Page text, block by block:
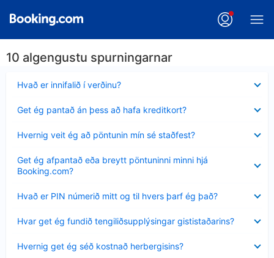
10 algengustu spurningarnar
Hvað er innifalið í verðinu?
sýnt
Get ég pantað án þess að hafa kreditkort?
sýnt
Hvernig veit ég að pöntunin mín sé staðfest?
sýnt
Get ég afpantað eða breytt pöntuninni minni hjá
Booking.com?
sýnt
Hvað er PIN númerið mitt og til hvers þarf ég það?
sýnt
Hvar get ég fundið tengiliðsupplýsingar gististaðarins?
sýnt
Hvernig get ég séð kostnað herbergisins?
sýnt